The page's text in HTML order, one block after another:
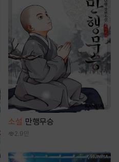
소설 만행무승
2.9만